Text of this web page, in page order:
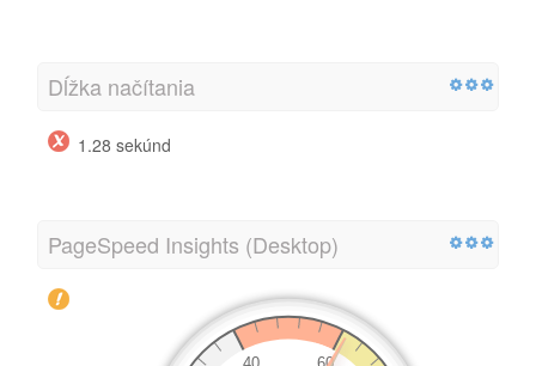
Dĺžka načítania
1.28 sekúnd
PageSpeed Insights (Desktop)